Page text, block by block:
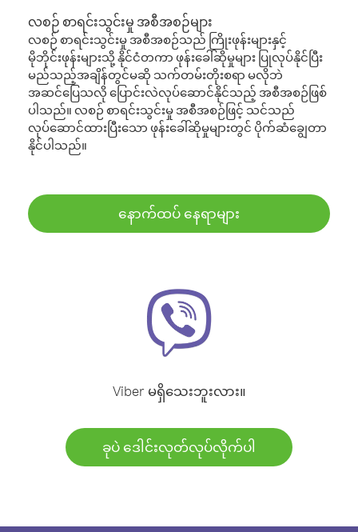
လစဉ် စာရင်းသွင်းမှု အစီအစဉ်များ
လစဉ် စာရင်းသွင်းမှု အစီအစဉ်သည် ကြိုးဖုန်းများနှင့်
မိုဘိုင်းဖုန်းများသို့ နိုင်ငံတကာ ဖုန်းခေါ်ဆိုမှုများ ပြုလုပ်နိုင်ပြီး
မည်သည့်အချိန်တွင်မဆို သက်တမ်းတိုးစရာ မလိုဘဲ
အဆင်ပြေသလို ပြောင်းလဲလုပ်ဆောင်နိုင်သည့် အစီအစဉ်ဖြစ်
ပါသည်။ လစဉ် စာရင်းသွင်းမှု အစီအစဉ်ဖြင့် သင်သည်
လုပ်ဆောင်ထားပြီးသော ဖုန်းခေါ်ဆိုမှုများတွင် ပိုက်ဆံချွေတာ
နိုင်ပါသည်။
နောက်ထပ် နေရာများ
Viber မရှိသေးဘူးလား။
ခုပဲ ဒေါင်းလုတ်လုပ်လိုက်ပါ